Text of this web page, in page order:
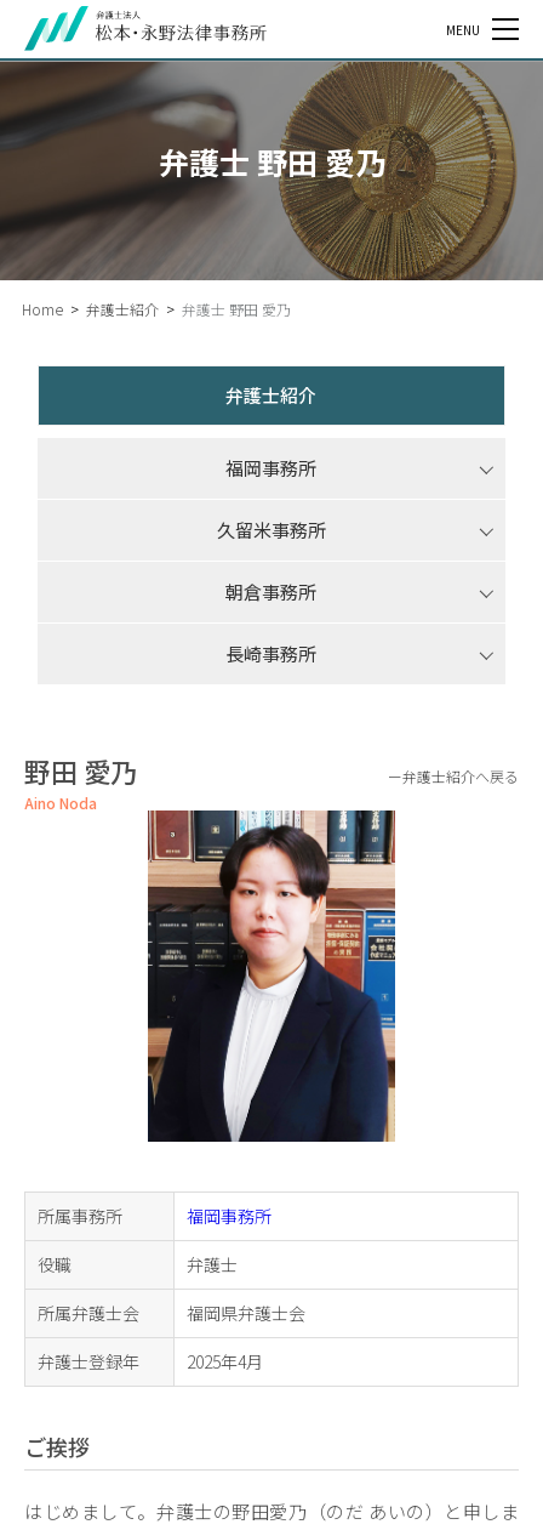
MENU
弁護士 野田 愛乃
Home > 弁護士紹介 > 弁護士 野田 愛乃
弁護士紹介
福岡事務所
久留米事務所
朝倉事務所
長崎事務所
野田 愛乃
Aino Noda
所属事務所
福岡事務所
役職
弁護士
所属弁護士会
福岡県弁護士会
弁護士登録年
2025年4月
弁護士紹介へ戻る
ご挨拶
はじめまして。弁護士の野田愛乃（のだ あいの）と申しま